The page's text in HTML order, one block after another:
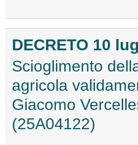
DECRETO 10
Scioglimento
agricola
Giacomo
(25A04122)